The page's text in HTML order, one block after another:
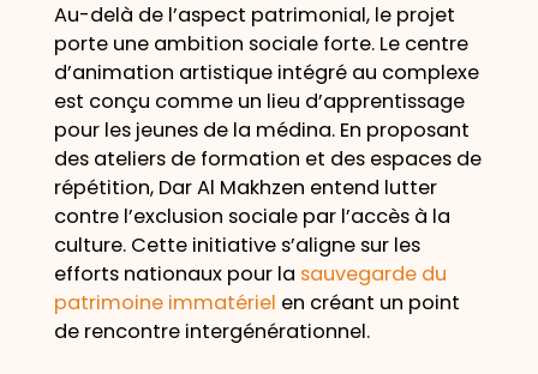
Au-delà de l’aspect patrimonial, le projet
porte une ambition sociale forte. Le centre
d’animation artistique intégré au complexe
est conçu comme un lieu d’apprentissage
pour les jeunes de la médina. En proposant
des ateliers de formation et des espaces de
répétition, Dar Al Makhzen entend lutter
contre l’exclusion sociale par l’accès à la
culture. Cette initiative s’aligne sur les
efforts nationaux pour la sauvegarde du
patrimoine immatériel en créant un point
de rencontre intergénérationnel.